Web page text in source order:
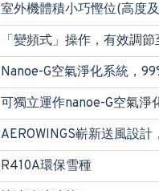
室外機體積小巧慳位(高度
「變頻式」操作，有效調
Nanoe-G空氣淨化系統，
可獨立運作nanoe-G空氣淨
AEROWINGS嶄新送風設
R410A環保雪種